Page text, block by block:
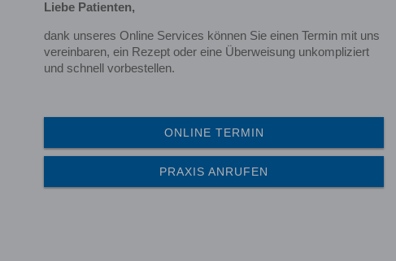
Liebe Patienten,
dank unseres Online Services können Sie einen Termin mit uns
vereinbaren, ein Rezept oder eine Überweisung unkompliziert
und schnell vorbestellen.
ONLINE TERMIN
PRAXIS ANRUFEN